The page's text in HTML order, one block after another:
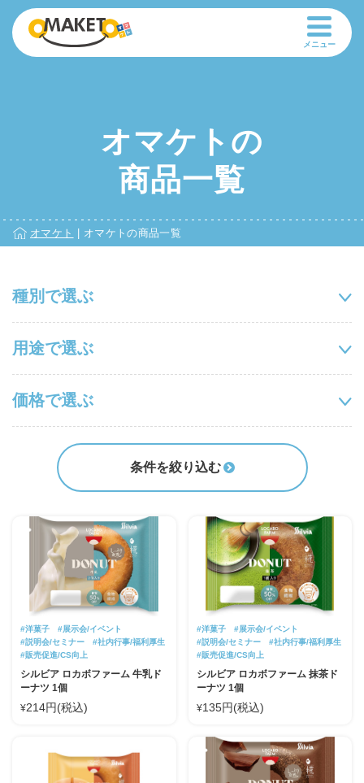
メニュー
オマケトの
商品一覧
オマケト オマケトの商品一覧
種別で選ぶ
用途で選ぶ
価格で選ぶ
条件を絞り込む
#洋菓子
#展示会/イベント
#説明会/セミナー
#社内行事/福利厚生
#販売促進/CS向上
シルビア ロカボファーム 牛乳ド
ーナツ 1個
¥214円(税込)
#洋菓子
#展示会/イベント
#説明会/セミナー
#社内行事/福利厚生
#販売促進/CS向上
シルビア ロカボファーム 抹茶ド
ーナツ 1個
¥135円(税込)